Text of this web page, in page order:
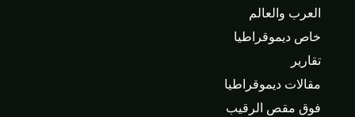
العرب والعالم
خاص ديموقراطيا
تقارير
مقالات ديموقراطيا
فوق مقص الرقيب